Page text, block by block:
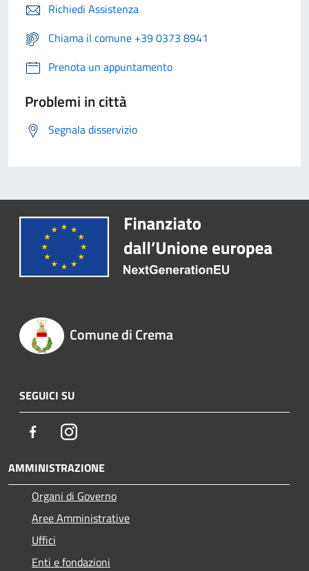
Richiedi Assistenza
Chiama il comune +39 0373 8941
Prenota un appuntamento
Problemi in città
Segnala disservizio
Comune di Crema
SEGUICI SU
FacebookInstagram
AMMINISTRAZIONE
Organi di Governo
Aree Amministrative
Uffici
Enti e fondazioni